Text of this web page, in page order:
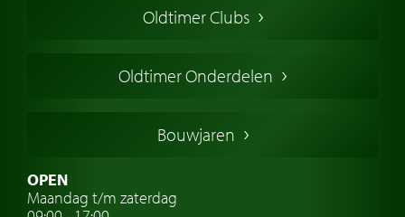
Amerikaanse oldtimers
Franse oldtimers
Zweedse oldtimers
Oldtimer verzekering
Oldtimer Clubs
Oldtimer Onderdelen
Bouwjaren
OPEN
Maandag t/m zaterdag